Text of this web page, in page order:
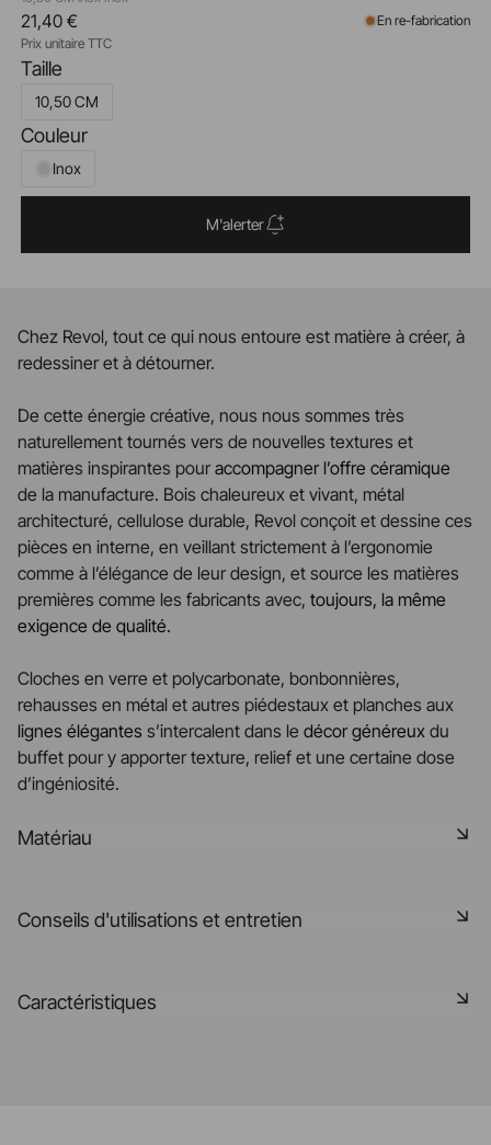
Taille
10,50 CM
Couleur
Inox
21,40 €
Prix unitaire TTC
En re-fabrication
M'alerter
Chez Revol, tout ce qui nous entoure est matière à créer, à
redessiner et à détourner.
De cette énergie créative, nous nous sommes très
naturellement tournés vers de nouvelles textures et
matières inspirantes pouraccompagner l’offre céramique
de la manufacture. Bois chaleureux et vivant, métal
architecturé, cellulose durable, Revol conçoit et dessine ces
pièces en interne, en veillant strictement à l’ergonomie
comme à l’élégance de leur design, et source les matières
premières comme les fabricants avec, toujours, la même
exigence de qualité.
Cloches en verre et polycarbonate, bonbonnières,
rehausses en métal et autres piédestaux et planches aux
lignes élégantes s’intercalent dans le décor généreux du
buffet pour y apporter texture, relief et une certaine dose
d’ingéniosité.
Matériau
à entretenir, parfait pour des tables modernes et élégantes.
En savoir plus
Conseils d'utilisations et entretien
Caractéristiques